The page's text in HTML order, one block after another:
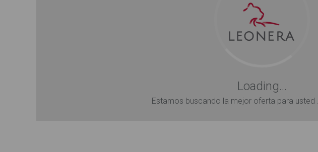
Loading...
Estamos buscando la mejor oferta para usted